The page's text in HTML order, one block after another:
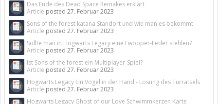
Das Ende des Dead Space Remakes erklärt
Article posted 27. Februar 2023
Sons of the forest katana Standort und wie man es bekommt
Article posted 27. Februar 2023
Sollte man in Hogwarts Legacy eine Fwooper-Feder stehlen?
Article posted 27. Februar 2023
Ist Sons of the forest ein Multiplayer-Spiel?
Article posted 27. Februar 2023
Hogwarts Legacy Ein Vogel in der Hand - Lösung des Türrätsels
Article posted 27. Februar 2023
Hogwarts Legacy Ghost of our Love Schwimmkerzen Karte